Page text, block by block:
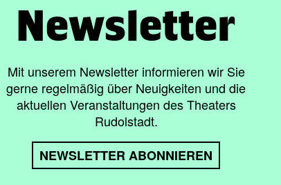
Newsletter
Mit unserem Newsletter informieren wir Sie
gerne regelmäßig über Neuigkeiten und die
aktuellen Veranstaltungen des Theaters
Rudolstadt.
NEWSLETTER ABONNIEREN